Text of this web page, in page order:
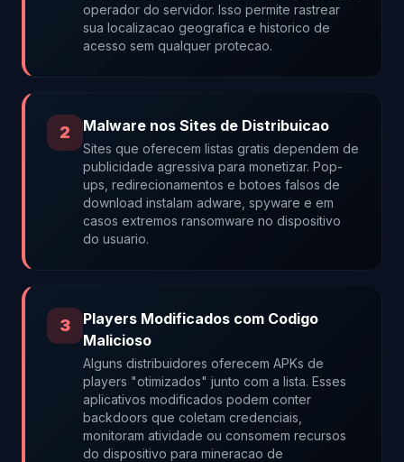
operador do servidor. Isso permite rastrear
sua localizacao geografica e historico de
acesso sem qualquer protecao.
2 Malware nos Sites de Distribuicao
Sites que oferecem listas gratis dependem de
publicidade agressiva para monetizar. Pop-
ups, redirecionamentos e botoes falsos de
download instalam adware, spyware e em
casos extremos ransomware no dispositivo
do usuario.
3
Players Modificados com Codigo
Malicioso
Alguns distribuidores oferecem APKs de
players "otimizados" junto com a lista. Esses
aplicativos modificados podem conter
backdoors que coletam credenciais,
monitoram atividade ou consomem recursos
do dispositivo para mineracao de